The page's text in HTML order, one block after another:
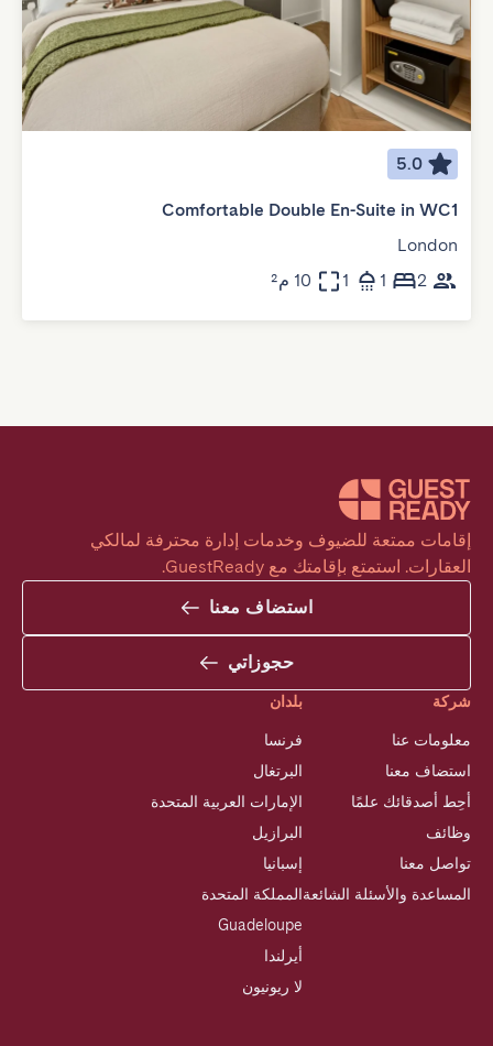
5.0
Comfortable Double En-Suite in WC1
London
2
1
1 10 م²
العقارات. استمتع بإقامتك مع GuestReady.
استضاف معنا
حجوزاتي
شركة
معلومات عنا
استضاف معنا
أحِط أصدقائك علمًا
وظائف
تواصل معنا
المساعدة والأسئلة الشائعة
بلدان
فرنسا
البرتغال
الإمارات العربية المتحدة
البرازيل
إسبانيا
المملكة المتحدة
Guadeloupe
أيرلندا
لا ريونيون